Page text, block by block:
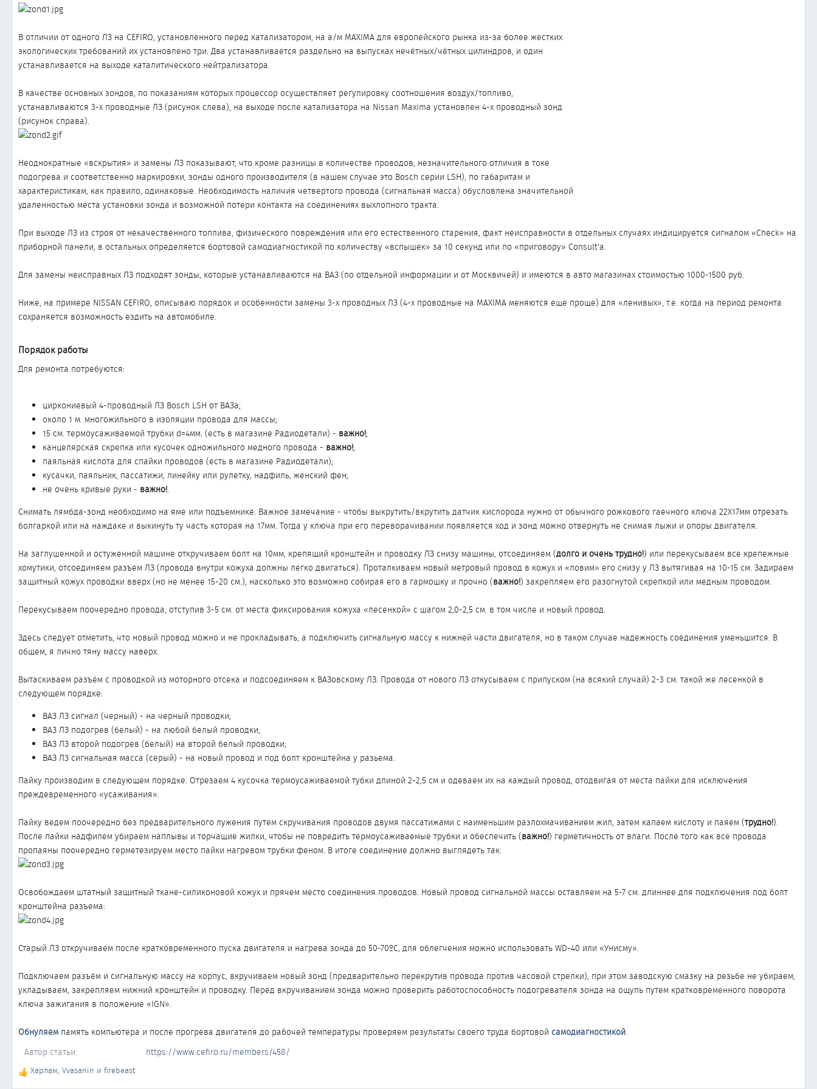
В отличии от одного ЛЗ на CEFIRO, установленного перед катализатором, на а/м MAXIMA для европейского рынка из-за более жестких
экологических требований их установлено три. Два устанавливается раздельно на выпусках нечётных/чётных цилиндров, и один
устанавливается на выходе каталитического нейтрализатора.
В качестве основных зондов, по показаниям которых процессор осуществляет регулировку соотношения воздух/топливо,
устанавливаются 3-х проводные ЛЗ (рисунок слева), на выходе после катализатора на Nissan Maxima установлен 4-х проводный зонд
(рисунок справа).
Неоднократные «вскрытия» и замены ЛЗ показывают, что кроме разницы в количестве проводов, незначительного отличия в токе
подогрева и соответственно маркировки, зонды одного производителя (в нашем случае это Bosch серии LSH), по габаритам и
характеристикам, как правило, одинаковые. Необходимость наличия четвертого провода (сигнальная масса) обусловлена значительной
удаленностью места установки зонда и возможной потери контакта на соединениях выхлопного тракта.
При выходе ЛЗ из строя от некачественного топлива, физического повреждения или его естественного старения, факт неисправности в отдельных случаях индицируется сигналом «Check» на
приборной панели, в остальных определяется бортовой самодиагностикой по количеству «вспышек» за 10 секунд или по «приговору» Consult'а.
Для замены неисправных ЛЗ подходят зонды, которые устанавливаются на ВАЗ (по отдельной информации и от Москвичей) и имеются в авто магазинах стоимостью 1000-1500 руб.
Ниже, на примере NISSAN CEFIRO, описываю порядок и особенности замены 3-х проводных ЛЗ (4-х проводные на MAXIMA меняются еще проще) для «ленивых», т.е. когда на период ремонта
сохраняется возможность ездить на автомобиле.
Порядок работы​
Для ремонта потребуются:
циркониевый 4-проводный ЛЗ Bosch LSH от ВАЗа;
около 1 м. многожильного в изоляции провода для массы;
15 см. термоусаживаемой трубки d=4мм. (есть в магазине Радиодетали) - важно!;
канцелярская скрепка или кусочек одножильного медного провода - важно!;
паяльная кислота для спайки проводов (есть в магазине Радиодетали);
кусачки, паяльник, пассатижи, линейку или рулетку, надфиль, женский фен;
не очень кривые руки - важно!.
Снимать лямбда-зонд необходимо на яме или подъемнике. Важное замечание - чтобы выкрутить/вкрутить датчик кислорода нужно от обычного рожкового гаечного ключа 22Х17мм отрезать
болгаркой или на наждаке и выкинуть ту часть которая на 17мм. Тогда у ключа при его переворачивании появляется ход и зонд можно отвернуть не снимая лыжи и опоры двигателя.
На заглушенной и остуженной машине откручиваем болт на 10мм, крепящий кронштейн и проводку ЛЗ снизу машины, отсоединяем (долго и очень трудно!) или перекусываем все крепежные
хомутики, отсоединяем разъем ЛЗ (провода внутри кожуха должны легко двигаться). Проталкиваем новый метровый провод в кожух и «ловим» его снизу у ЛЗ вытягивая на 10-15 см. Задираем
защитный кожух проводки вверх (но не менее 15-20 см.), насколько это возможно собирая его в гармошку и прочно (важно!) закрепляем его разогнутой скрепкой или медным проводом.
Перекусываем поочередно провода, отступив 3-5 см. от места фиксирования кожуха «лесенкой» с шагом 2,0-2,5 см. в том числе и новый провод.
Здесь следует отметить, что новый провод можно и не прокладывать, а подключить сигнальную массу к нижней части двигателя, но в таком случае надежность соединения уменьшится. В
общем, я лично тяну массу наверх.
Вытаскиваем разъём с проводкой из моторного отсека и подсоединяем к ВАЗовскому ЛЗ. Провода от нового ЛЗ откусываем с припуском (на всякий случай) 2-3 см. такой же лесенкой в
следующем порядке:
ВАЗ ЛЗ сигнал (черный) - на черный проводки;
ВАЗ ЛЗ подогрев (белый) - на любой белый проводки;
ВАЗ ЛЗ второй подогрев (белый) на второй белый проводки;
ВАЗ ЛЗ сигнальная масса (серый) - на новый провод и под болт кронштейна у разьема.
Пайку производим в следующем порядке. Отрезаем 4 кусочка термоусаживаемой тубки длиной 2-2,5 см и одеваем их на каждый провод, отодвигая от места пайки для исключения
преждевременного «усаживания».
Пайку ведем поочередно без предварительного лужения путем скручивания проводов двумя пассатижами с наименьшим разлохмачиванием жил, затем капаем кислоту и паяем (трудно!).
После пайки надфилем убираем наплывы и торчащие жилки, чтобы не повредить термоусаживаемые трубки и обеспечить (важно!) герметичность от влаги. После того как все провода
пропаяны поочередно герметезируем место пайки нагревом трубки феном. В итоге соединение должно выглядеть так:
Освобождаем штатный защитный ткане-силиконовой кожух и прячем место соединения проводов. Новый провод сигнальной массы оставляем на 5-7 см. длиннее для подключения под болт
кронштейна разъема:
Старый ЛЗ откручиваем после кратковременного пуска двигателя и нагрева зонда до 50-70ºC, для облегчения можно использовать WD-40 или «Унисму».
Подключаем разъём и сигнальную массу на корпус, вкручиваем новый зонд (предварительно перекрутив провода против часовой стрелки), при этом заводскую смазку на резьбе не убираем,
укладываем, закрепляем нижний кронштейн и проводку. Перед вкручиванием зонда можно проверить работоспособность подогревателя зонда на ощупь путем кратковременного поворота
ключа зажигания в положение «IGN».
Обнуляем память компьютера и после прогрева двигателя до рабочей температуры проверяем результаты своего труда бортовой самодиагностикой.
Автор статьи
https://www.cefiro.ru/members/458/
Р
е
Харлам, Vvasanin и firebeast